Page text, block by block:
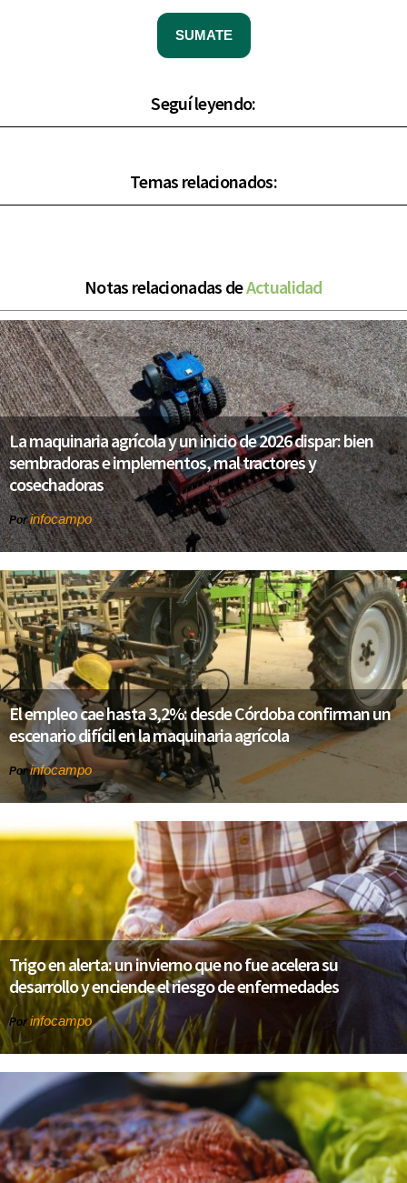
SUMATE
Seguí leyendo:
Temas relacionados:
Notas relacionadas deActualidad
La maquinaria agrícola y un inicio de 2026 dispar: bien
sembradoras e implementos, mal tractores y
cosechadoras
Porinfocampo
El empleo cae hasta 3,2%: desde Córdoba confirman un
escenario difícil en la maquinaria agrícola
Porinfocampo
Trigo en alerta: un invierno que no fue acelera su
desarrollo y enciende el riesgo de enfermedades
Por infocampo